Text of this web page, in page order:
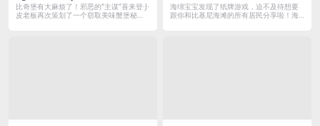
v4.4.0｜中文原生版
比奇堡有大麻烦了！邪恶的“主谋”喜来登·J·
皮老板再次策划了一个窃取美味蟹堡秘
中文原生版
海绵宝宝发现了纸牌游戏，迫不及待想要
跟你和比基尼海滩的所有居民分享啦！海